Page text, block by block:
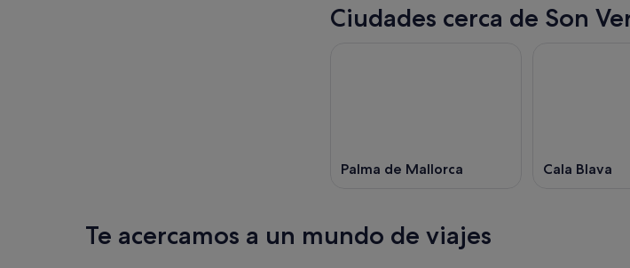
Ciudades cerca de Son
Palma de Mallorca Cala Blava
Te acercamos a un mundo de viajes